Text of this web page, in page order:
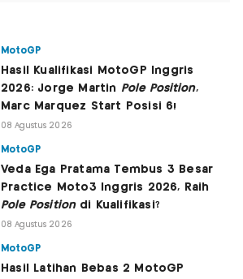
MotoGP
Hasil Kualifikasi MotoGP Inggris
2026: Jorge Martin Pole Position,
Marc Marquez Start Posisi 6!
08 Agustus 2026
MotoGP
Veda Ega Pratama Tembus 3 Besar
Practice Moto3 Inggris 2026, Raih
Pole Positiondi Kualifikasi?
08 Agustus 2026
MotoGP
Hasil Latihan Bebas 2 MotoGP